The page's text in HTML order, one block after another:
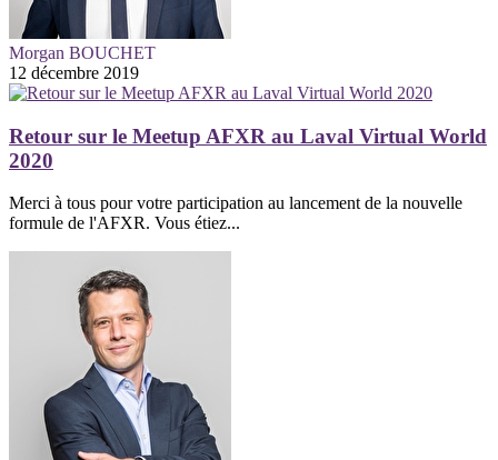
Morgan BOUCHET
12 décembre 2019
Retour sur le Meetup AFXR au Laval Virtual World
2020
Merci à tous pour votre participation au lancement de la nouvelle
formule de l'AFXR. Vous étiez...